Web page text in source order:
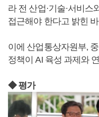
라 전 산업·기술·서비스
접근해야 한다고 밝힌
이에 산업통상자원부,
정책이 AI 육성 과제와
◆ 평가